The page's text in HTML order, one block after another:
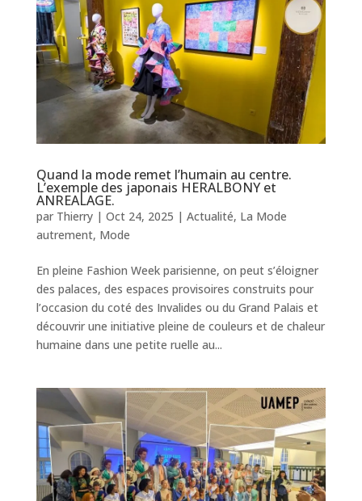
Quand la mode remet l’humain au centre.
L’exemple des japonais HERALBONY et
ANREALAGE.
par Thierry| Oct 24, 2025 | Actualité, La Mode
autrement, Mode
En pleine Fashion Week parisienne, on peut s’éloigner
des palaces, des espaces provisoires construits pour
l’occasion du coté des Invalides ou du Grand Palais et
découvrir une initiative pleine de couleurs et de chaleur
humaine dans une petite ruelle au...